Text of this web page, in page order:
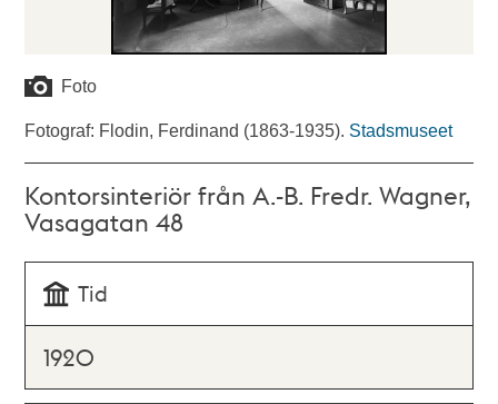
Foto
Fotograf: Flodin, Ferdinand (1863-1935). Stadsmuseet
Kontorsinteriör från A.-B. Fredr. Wagner,
Vasagatan 48
Tid
1920